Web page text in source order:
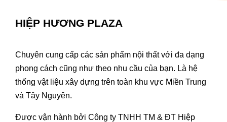
HIỆP HƯƠNG PLAZA
Chuyên cung cấp các sản phẩm nội thất với đa dạng
phong cách cũng như theo nhu cầu của bạn. Là hệ
thống vật liệu xây dựng trên toàn khu vực Miền Trung
và Tây Nguyên.
Được vận hành bởi Công ty TNHH TM & ĐT Hiệp